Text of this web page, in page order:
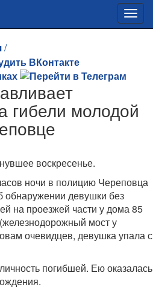
/
гибели молодой
воскресенье.
ночи в полицию Череповца
обнаружении девушки без
на проезжей части у дома 85
мост у
очевидцев, девушка упала с
погибшей. Ею оказалась